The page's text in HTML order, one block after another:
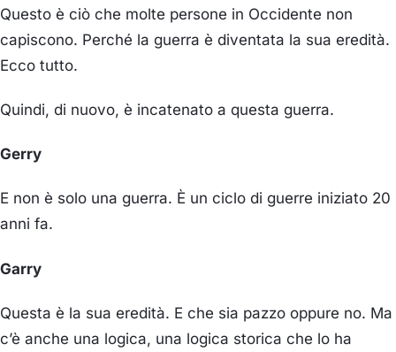
Questo è ciò che molte persone in Occidente non
capiscono. Perché la guerra è diventata la sua eredità.
Ecco tutto.
Quindi, di nuovo, è incatenato a questa guerra.
Gerry
E non è solo una guerra. È un ciclo di guerre iniziato 20
anni fa.
Garry
Questa è la sua eredità. E che sia pazzo oppure no. Ma
c’è anche una logica, una logica storica che lo ha